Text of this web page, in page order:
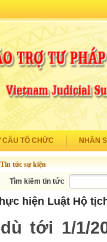
CẤU TỔ CHỨC NHÂN
Tin tức sự kiện
Tìm kiếm tin tức
hiện Luật Hộ
tới 1/1/